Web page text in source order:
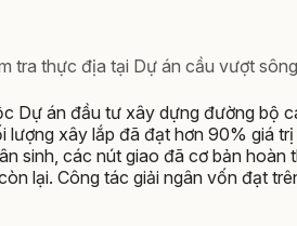
tra thực địa tại Dự án cầu vượt
Dự án đầu tư xây dựng đường bộ
lượng xây lắp đã đạt hơn 90% giá
sinh, các nút giao đã cơ bản
lại. Công tác giải ngân vốn đạt